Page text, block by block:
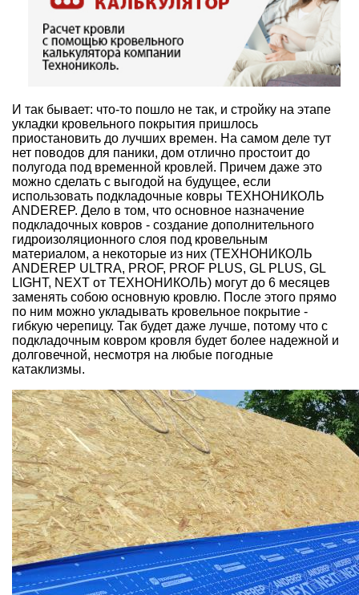
И так бывает: что-то пошло не так, и стройку на этапе
укладки кровельного покрытия пришлось
приостановить до лучших времен. На самом деле тут
нет поводов для паники, дом отлично простоит до
полугода под временной кровлей. Причем даже это
можно сделать с выгодой на будущее, если
использовать подкладочные ковры ТЕХНОНИКОЛЬ
ANDEREP. Дело в том, что основное назначение
подкладочных ковров - создание дополнительного
гидроизоляционного слоя под кровельным
материалом, а некоторые из них (ТЕХНОНИКОЛЬ
ANDEREP ULTRA, PROF, PROF PLUS, GL PLUS, GL
LIGHT, NEXT от ТЕХНОНИКОЛЬ) могут до 6 месяцев
заменять собою основную кровлю. После этого прямо
по ним можно укладывать кровельное покрытие -
гибкую черепицу. Так будет даже лучше, потому что с
подкладочным ковром кровля будет более надежной и
долговечной, несмотря на любые погодные
катаклизмы.